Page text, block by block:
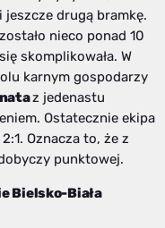
drugą bramkę.
nieco ponad 10
skomplikowała. W
karnym gospodarzy
z jedenastu
Ostatecznie ekipa
Oznacza to, że z
punktowej.
Bielsko-Biała